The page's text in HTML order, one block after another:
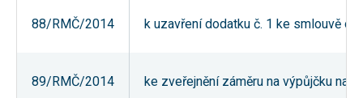
88/RMČ/2014 k uzavření dodatku č. 1 ke smlouvě o
89/RMČ/2014 ke zveřejnění záměru na výpůjčku na